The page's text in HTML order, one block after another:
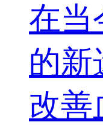
在当
的新
改善